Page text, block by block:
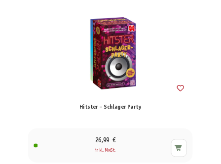
Hitster – Schlager Party
26,99 €
inkl. MwSt.